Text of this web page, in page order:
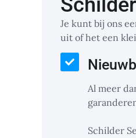
Je kunt bij ons
uit of het een
Al meer
Schilder